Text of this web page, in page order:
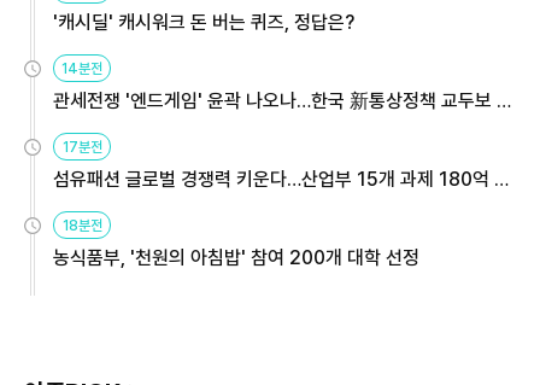
'캐시딜' 캐시워크 돈 버는 퀴즈, 정답은?
14분전
관세전쟁 '엔드게임' 윤곽 나오나…한국 新통상정책 교두보 활
용해야
17분전
섬유패션 글로벌 경쟁력 키운다…산업부 15개 과제 180억 지
원
18분전
농식품부, '천원의 아침밥' 참여 200개 대학 선정